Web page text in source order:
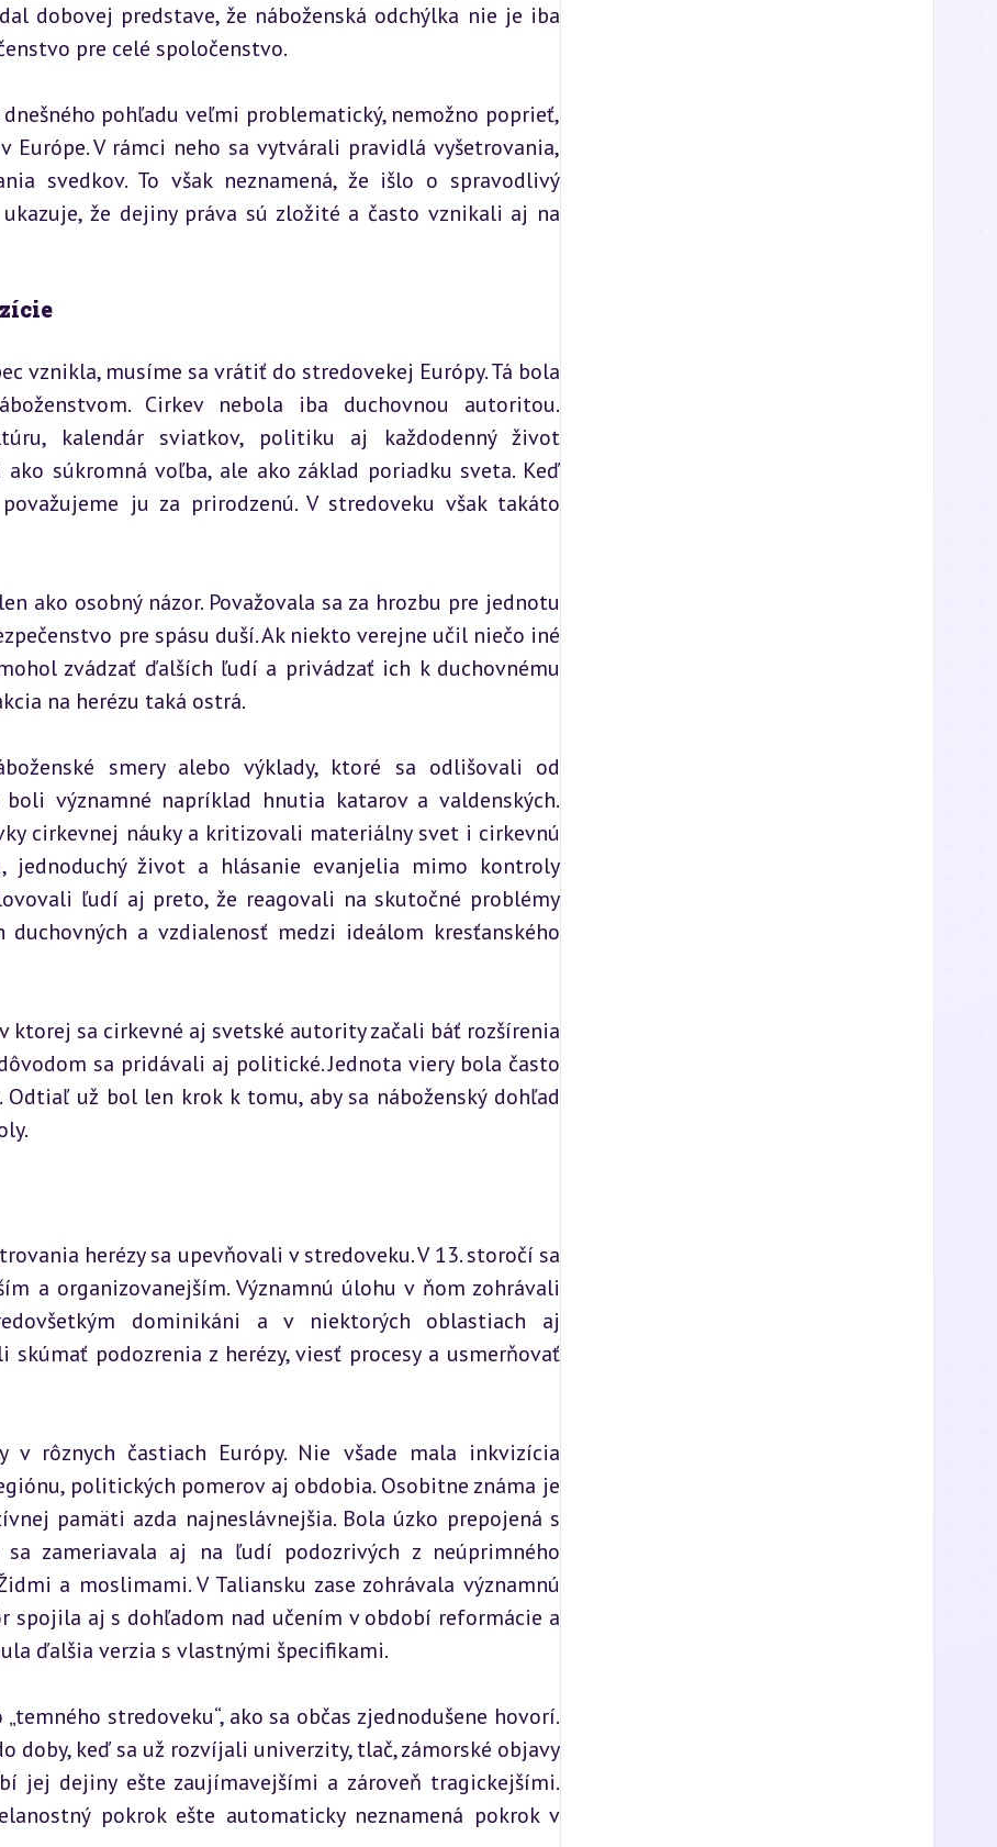
dobovej predstave, že náboženská odchýlka nie je iba
pre celé spoločenstvo.
pohľadu veľmi problematický, nemožno poprieť,
V rámci neho sa vytvárali pravidlá vyšetrovania,
svedkov. To však neznamená, že išlo o spravodlivý
že dejiny práva sú zložité a často vznikali aj na
vznikla, musíme sa vrátiť do stredovekej Európy. Tá bola
Cirkev nebola iba duchovnou autoritou.
kalendár sviatkov, politiku aj každodenný život
súkromná voľba, ale ako základ poriadku sveta. Keď
ju za prirodzenú. V stredoveku však takáto
ako osobný názor. Považovala sa za hrozbu pre jednotu
pre spásu duší. Ak niekto verejne učil niečo iné
zvádzať ďalších ľudí a privádzať ich k duchovnému
na herézu taká ostrá.
smery alebo výklady, ktoré sa odlišovali od
významné napríklad hnutia katarov a valdenských.
cirkevnej náuky a kritizovali materiálny svet i cirkevnú
jednoduchý život a hlásanie evanjelia mimo kontroly
ľudí aj preto, že reagovali na skutočné problémy
a vzdialenosť medzi ideálom kresťanského
ktorej sa cirkevné aj svetské autority začali báť rozšírenia
sa pridávali aj politické. Jednota viery bola často
už bol len krok k tomu, aby sa náboženský dohľad
herézy sa upevňovali v stredoveku. V 13. storočí sa
a organizovanejším. Významnú úlohu v ňom zohrávali
dominikáni a v niektorých oblastiach aj
podozrenia z herézy, viesť procesy a usmerňovať
v rôznych častiach Európy. Nie všade mala inkvizícia
politických pomerov aj obdobia. Osobitne známa je
pamäti azda najneslávnejšia. Bola úzko prepojená s
zameriavala aj na ľudí podozrivých z neúprimného
a moslimami. V Taliansku zase zohrávala významnú
spojila aj s dohľadom nad učením v období reformácie a
ďalšia verzia s vlastnými špecifikami.
stredoveku“, ako sa občas zjednodušene hovorí.
doby, keď sa už rozvíjali univerzity, tlač, zámorské objavy
jej dejiny ešte zaujímavejšími a zároveň tragickejšími.
pokrok ešte automaticky neznamená pokrok v